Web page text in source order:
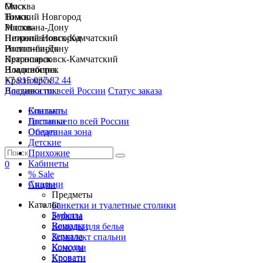
Москва
Нижний Новгород
Ростов-на-Дону
Петропавловск-Камчатский
Новосибирск
Красноярск
Владивосток
+7 915 037 82 44
Доставка по всей России Статус заказа
Спальни
Гостиные
Обеденная зона
Детские
Прихожие
Кабинеты
% Sale
Акции
Каталог
Буфеты
Вешалки
Зеркала
Комоды
Кровати
Омск
Томск
Москва
Нижний Новгород
Ростов-на-Дону
Петропавловск-Камчатский
Новосибирск
Красноярск
Владивосток
Контакты
Доставка по всей России
Оплата
0
Спальни
Предметы
Банкетки и туалетные столики
Зеркала
Комоды для белья
Комплект спальни
Консоли
Кровати